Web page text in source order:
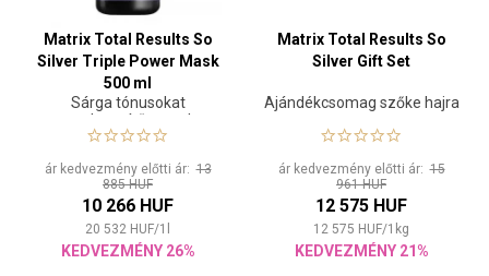
Matrix Total Results So
Silver Triple Power Mask
500 ml
Sárga tónusokat
semlegesítő maszk
ár kedvezmény előtti ár:13
885 HUF
10 266 HUF
20 532 HUF/1
KEDVEZMÉNY 26%
Matrix Total Results So
Silver Gift Set
Ajándékcsomag szőke hajra
ár kedvezmény előtti ár:15
961 HUF
12 575 HUF
12 575 HUF/1 kg
KEDVEZMÉNY 21%